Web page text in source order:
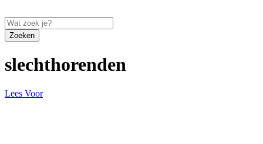
Zoeken
slechthorenden
Lees Voor